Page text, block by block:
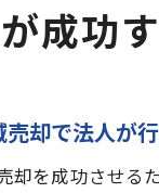
成功
却で法人が
却を成功させる